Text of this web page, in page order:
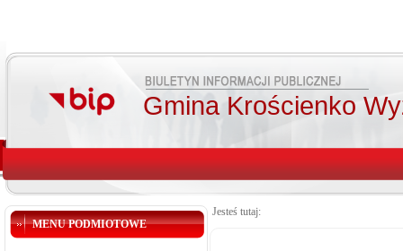
Gmina Krościenko
MENU PODMIOTOWE
Jesteś tutaj: